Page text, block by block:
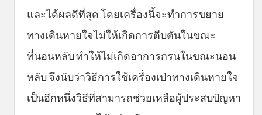
และได้ผลดีที่สุด โดยเครื่องนี้จะทำการขยาย
ทางเดินหายใจไม่ให้เกิดการตีบตันในขณะ
ที่นอนหลับ ทำให้ไม่เกิดอาการกรนในขณะนอน
หลับ จึงนับว่าวิธีการใช้เครื่องเป่าทางเดินหายใจ
เป็นอีกหนึ่งวิธีที่สามารถช่วยเหลือผู้ประสบปัญหา